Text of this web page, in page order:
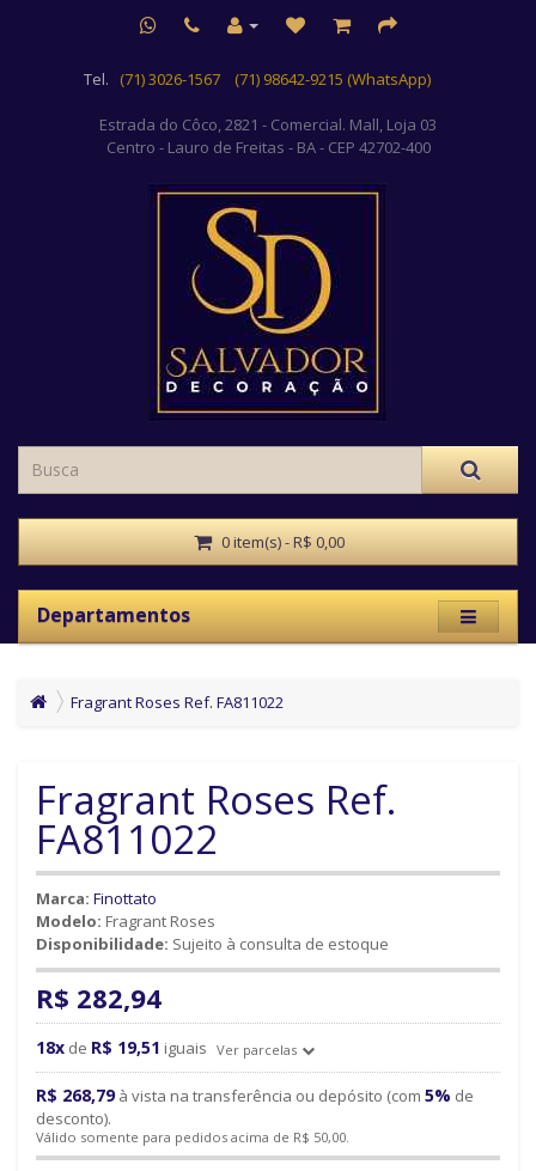
Tel. (71) 3026-1567 (71) 98642-9215 (WhatsApp)
Estrada do Côco, 2821 - Comercial. Mall, Loja 03
Centro - Lauro de Freitas - BA - CEP 42702-400
0 item(s) - R$ 0,00
Departamentos
Fragrant Roses Ref. FA811022
Fragrant Roses Ref.
FA811022
Marca: Finottato
Modelo: Fragrant Roses
Disponibilidade: Sujeito à consulta de estoque
R$ 282,94
18x de R$ 19,51 iguais Ver parcelas
R$ 268,79à vista na transferência ou depósito (com 5% de
desconto).
Válido somente para pedidos acima de R$ 50,00.